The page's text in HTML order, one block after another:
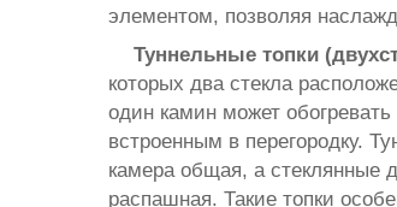
элементом, позволяя
Туннельные топки
которых два стекла
один камин может
встроенным в перегородку.
камера общая, а стеклянные
распашная. Такие топки